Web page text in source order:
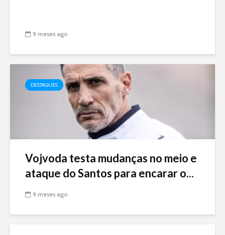
9 meses ago
DESTAQUES
Vojvoda testa mudanças no meio e
ataque do Santos para encarar o...
9 meses ago